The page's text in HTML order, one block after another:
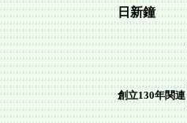
日新鐘
創立130年関連